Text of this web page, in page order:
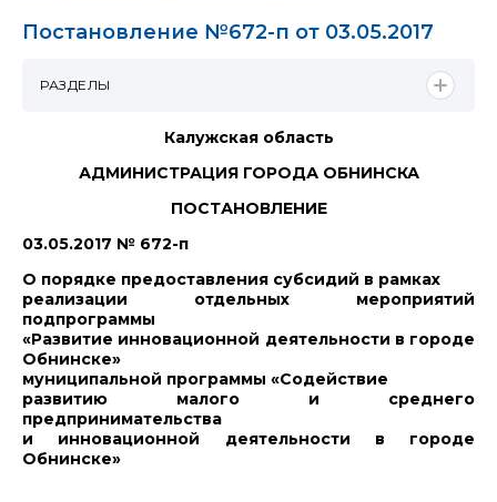
Постановление №672-п от 03.05.2017
Калужская область
АДМИНИСТРАЦИЯ ГОРОДА ОБНИНСКА
ПОСТАНОВЛЕНИЕ
03.05.2017 № 672-п
О порядке предоставления субсидий в рамках
реализации отдельных мероприятий
подпрограммы
«Развитие инновационной деятельности в городе
Обнинске»
муниципальной программы «Содействие
развитию малого и среднего
предпринимательства
и инновационной деятельности в городе
Обнинске»
РАЗДЕЛЫ